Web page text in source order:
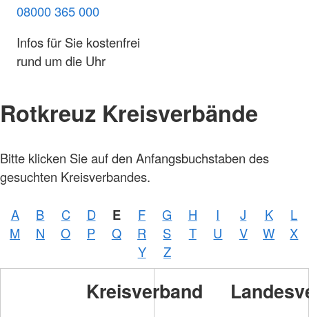
08000 365 000
Infos für Sie kostenfrei
rund um die Uhr
Rotkreuz Kreisverbände
Bitte klicken Sie auf den Anfangsbuchstaben des
gesuchten Kreisverbandes.
A B C D E F G H I J K
L
M
N O P Q R S T U V W
X
Y
Z
Kreisverband
Foto:
Zelck /
GmbH